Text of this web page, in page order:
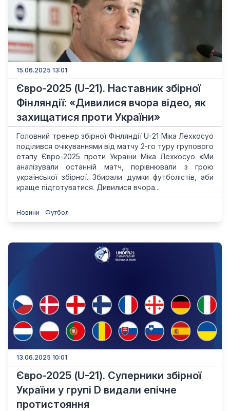
15.06.2025 13:01
Євро-2025 (U-21). Наставник збірної
Фінляндії: «Дивилися вчора відео, як
захищатися проти України»
Головний тренер збірної Фінляндії U-21 Міка Лехкосуо
поділився очікуваннями від матчу 2-го туру групового
етапу Євро-2025 проти України Міка Лехкосуо «Ми
аналізували останній матч, порівнювали з грою
української збірної. Збирали думки футболістів, аби
краще підготуватися. Дивилися вчора...
Новини Футбол
13.06.2025 10:01
Євро-2025 (U-21). Суперники збірної
України у групі D видали епічне
протистояння